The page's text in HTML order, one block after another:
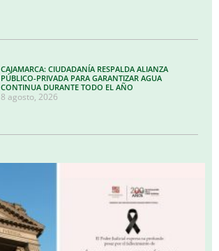
CAJAMARCA: CIUDADANÍA RESPALDA ALIANZA
PÚBLICO-PRIVADA PARA GARANTIZAR AGUA
CONTINUA DURANTE TODO EL AÑO
8 agosto, 2026